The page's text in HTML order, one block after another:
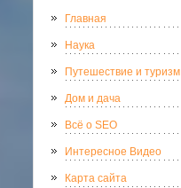
Главная
Наука
Путешествие и туризм
Дом и дача
Всё о SEO
Интересное Видео
Карта сайта